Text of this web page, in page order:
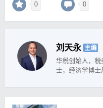
0 0
刘天永 主编
华税创始人，
士，经济学博士